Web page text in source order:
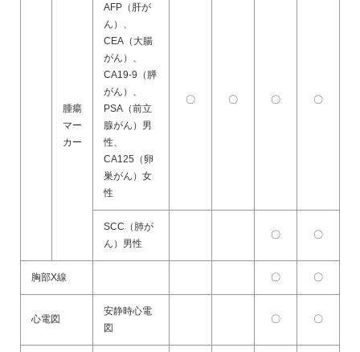
腫瘍
マー
カー
AFP（肝が
ん）、
CEA（大腸
がん）、
CA19-9（膵
がん）、
PSA（前立
腺がん）男
性、
CA125（卵
巣がん）女
性
〇 〇 〇 〇
SCC（肺が
ん）男性
〇 〇
胸部X線 〇 〇
心電図
安静時心電
図
〇 〇